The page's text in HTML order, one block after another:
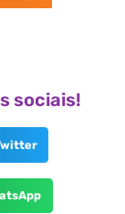
sociais!